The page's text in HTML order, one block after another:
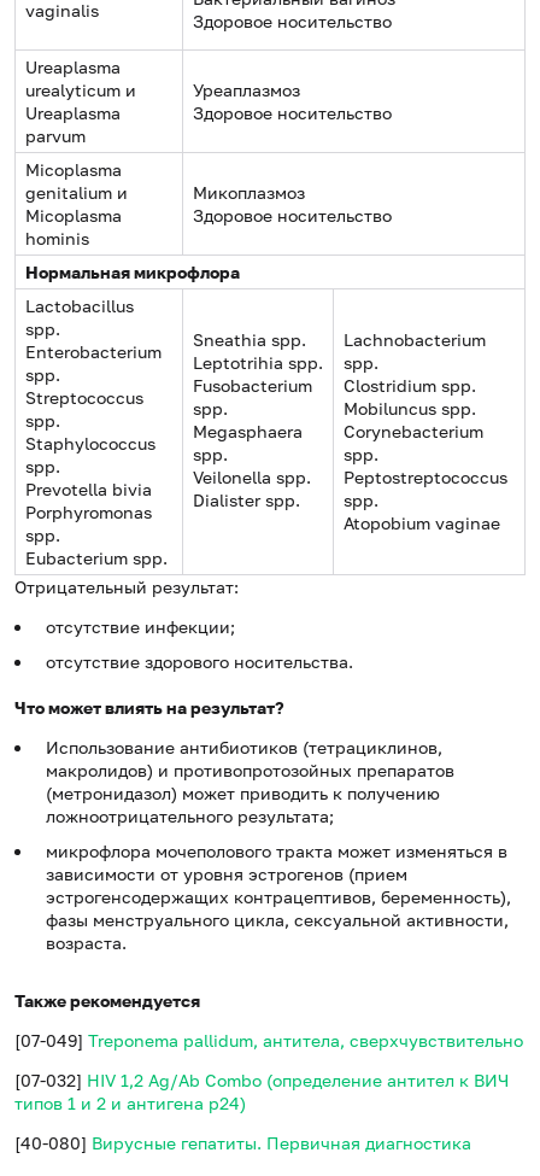
vaginalis
Здоровое носительство
Ureaplasma
urealyticum и
Ureaplasma
parvum
Уреаплазмоз
Здоровое носительство
Micoplasma
genitalium и
Micoplasma
hominis
Микоплазмоз
Здоровое носительство
Нормальная микрофлора
Lactobacillus
spp.
Enterobacterium
spp.
Streptococcus
spp.
Staphylococcus
spp.
Prevotella bivia
Porphyromonas
spp.
Eubacterium spp.
Sneathia spp.
Leptotrihia spp.
Fusobacterium
spp.
Megasphaera
spp.
Veilonella spp.
Dialister spp.
Lachnobacterium
spp.
Clostridium spp.
Mobiluncus spp.
Corynebacterium
spp.
Peptostreptococcus
spp.
Atopobium vaginae
Отрицательный результат:
отсутствие инфекции;
отсутствие здорового носительства.
Что может влиять на результат?
Использование антибиотиков (тетрациклинов,
макролидов) и противопротозойных препаратов
(метронидазол) может приводить к получению
ложноотрицательного результата;
микрофлора мочеполового тракта может изменяться в
зависимости от уровня эстрогенов (прием
эстрогенсодержащих контрацептивов, беременность),
фазы менструального цикла, сексуальной активности,
возраста.
Также рекомендуется
[07-049] Treponema pallidum, антитела, сверхчувствительно
[07-032] HIV 1,2 Ag/Ab Combo (определение антител к ВИЧ
типов 1 и 2 и антигена p24)
[40-080] Вирусные гепатиты. Первичная диагностика